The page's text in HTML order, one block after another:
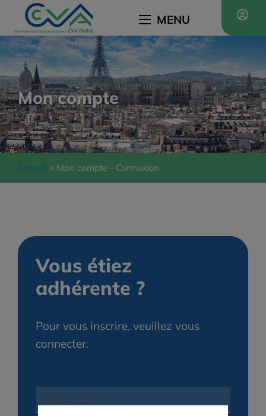
MENU
Mon compte
Accueil Mon compte - Connexion
Vous étiez
adhérente ?
Pour vous inscrire, veuillez vous
connecter.